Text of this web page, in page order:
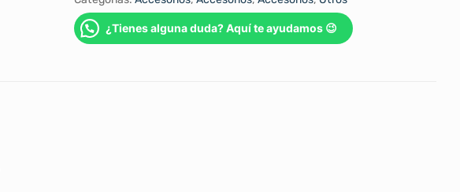
¿Tienes alguna duda? Aquí te ayudamos 😉